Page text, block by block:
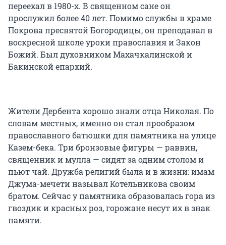
переехал в 1980-х. В священном сане он
прослужил более 40 лет. Помимо службы в храме
Покрова пресвятой Богородицы, он преподавал в
воскресной школе уроки православия и Закон
Божий. Был духовником Махачкалинской и
Бакинской епархий.
Жители Дербента хорошо знали отца Николая. По
словам местных, именно он стал прообразом
православного батюшки для памятника на улице
Казем-бека. Три бронзовые фигуры — раввин,
священник и мулла — сидят за одним столом и
пьют чай. Дружба религий была и в жизни: имам
Джума-мечети называл Котельникова своим
братом. Сейчас у памятника образовалась гора из
гвоздик и красных роз, горожане несут их в знак
памяти.